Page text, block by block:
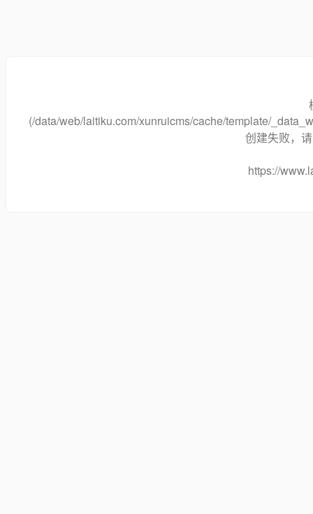
(/data/web/laitiku.com/xunruicms/cache/template/
创建失败，
https://